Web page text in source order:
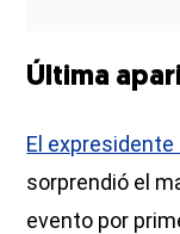
Última
El expresidente
sorprendió el
evento por